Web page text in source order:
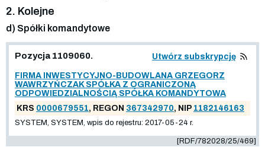
2. Kolejne
d) Spółki komandytowe
Pozycja 1109060. Utwórz subskrypcję
FIRMA INWESTYCYJNO-BUDOWLANA GRZEGORZ
WAWRZYŃCZAK SPÓŁKA Z OGRANICZONĄ
ODPOWIEDZIALNOŚCIĄ SPÓŁKA KOMANDYTOWA
KRS 0000679551, REGON 367342970, NIP 1182146163
SYSTEM, SYSTEM, wpis do rejestru: 2017-05-24 r.
[RDF/782028/25/469]